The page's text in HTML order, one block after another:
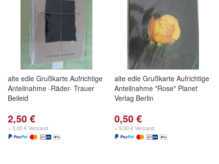
alte edle Grußkarte Aufrichtige
Anteilnahme -Räder- Trauer
Beileid
2,50 €
+ 3,00 € Versand
alte edle Grußkarte Aufrichtige
Anteilnahme "Rose" Planet
Verlag Berlin
0,50 €
+ 3,00 € Versand